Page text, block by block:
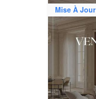
Mise À Jour